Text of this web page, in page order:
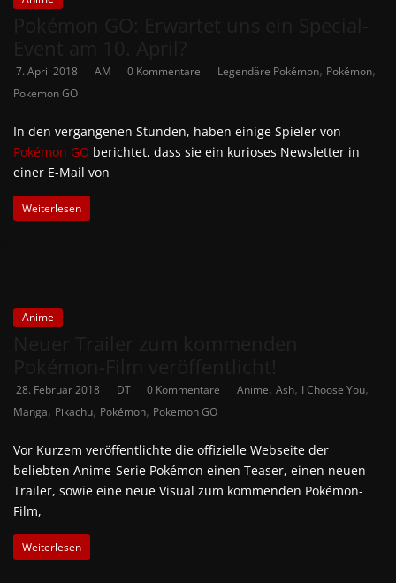
7. April 2018 AM 0 Kommentare Legendäre Pokémon, Pokémon,
Pokemon GO
In den vergangenen Stunden, haben einige Spieler von
Pokémon GO berichtet, dass sie ein kurioses Newsletter in
einer E-Mail von
Weiterlesen
Anime
28. Februar 2018 DT 0 Kommentare Anime, Ash, I Choose You,
Manga, Pikachu, Pokémon, Pokemon GO
Vor Kurzem veröffentlichte die offizielle Webseite der
beliebten Anime-Serie Pokémon einen Teaser, einen neuen
Trailer, sowie eine neue Visual zum kommenden Pokémon-
Film,
Weiterlesen